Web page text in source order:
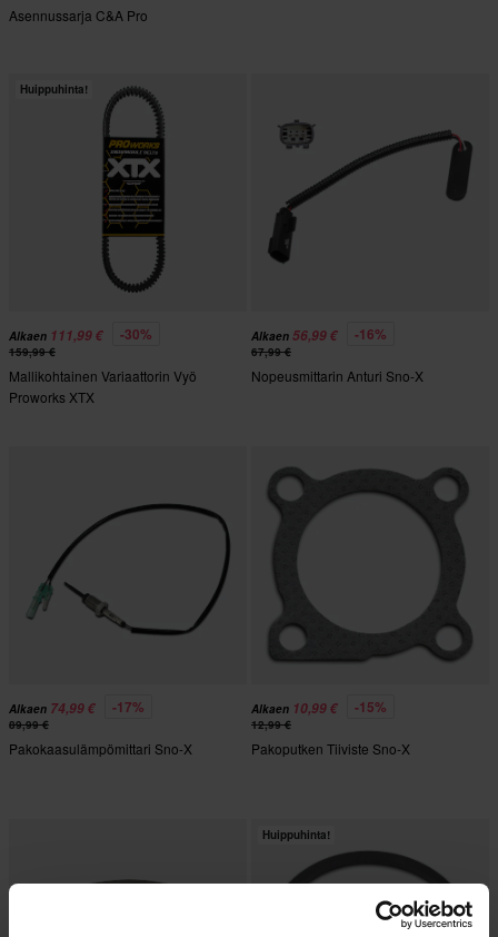
Asennussarja C&A Pro
Huippuhinta!
Alkaen 111,99 € -30%
159,99 €
Mallikohtainen Variaattorin Vyö
Proworks XTX
Alkaen 56,99 € -16%
67,99 €
Nopeusmittarin Anturi Sno-X
Alkaen 74,99 € -17%
89,99 €
Pakokaasulämpömittari Sno-X
Alkaen 10,99 € -15%
12,99 €
Pakoputken Tiiviste Sno-X
Huippuhinta!